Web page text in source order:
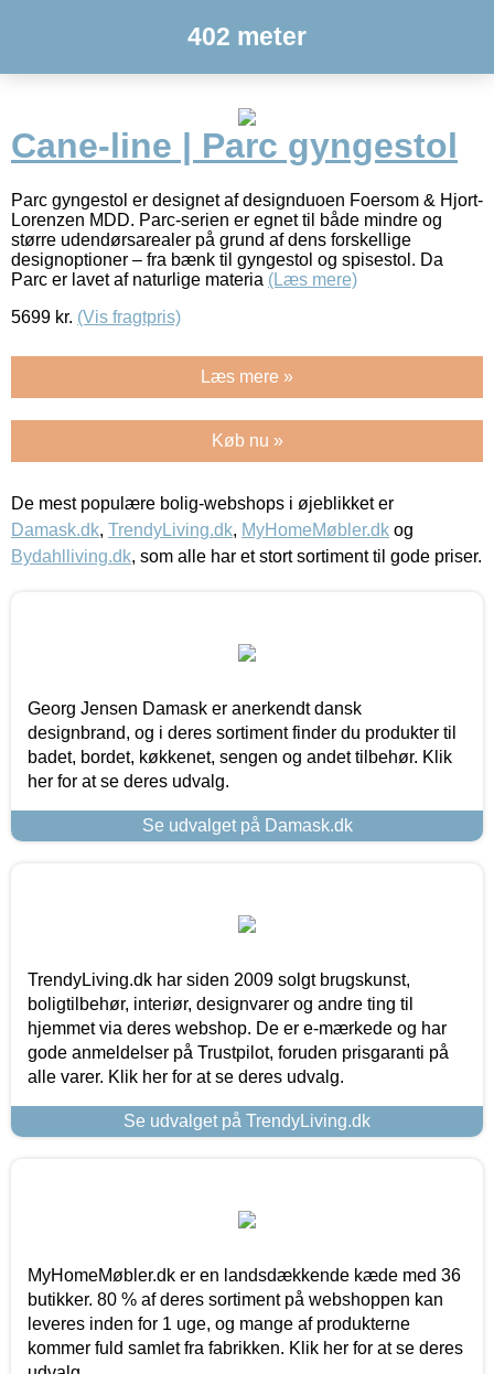
402 meter
Cane-line | Parc gyngestol
Parc gyngestol er designet af designduoen Foersom & Hjort-
Lorenzen MDD. Parc-serien er egnet til både mindre og
større udendørsarealer på grund af dens forskellige
designoptioner – fra bænk til gyngestol og spisestol. Da
Parc er lavet af naturlige materia (Læs mere)
5699 kr. (Vis fragtpris)
Læs mere »
Køb nu »
De mest populære bolig-webshops i øjeblikket er
Damask.dk, TrendyLiving.dk, MyHomeMøbler.dk og
Bydahlliving.dk, som alle har et stort sortiment til gode priser.
Georg Jensen Damask er anerkendt dansk
designbrand, og i deres sortiment finder du produkter til
badet, bordet, køkkenet, sengen og andet tilbehør. Klik
her for at se deres udvalg.
Se udvalget på Damask.dk
TrendyLiving.dk har siden 2009 solgt brugskunst,
boligtilbehør, interiør, designvarer og andre ting til
hjemmet via deres webshop. De er e-mærkede og har
gode anmeldelser på Trustpilot, foruden prisgaranti på
alle varer. Klik her for at se deres udvalg.
Se udvalget på TrendyLiving.dk
MyHomeMøbler.dk er en landsdækkende kæde med 36
butikker. 80 % af deres sortiment på webshoppen kan
leveres inden for 1 uge, og mange af produkterne
kommer fuld samlet fra fabrikken. Klik her for at se deres